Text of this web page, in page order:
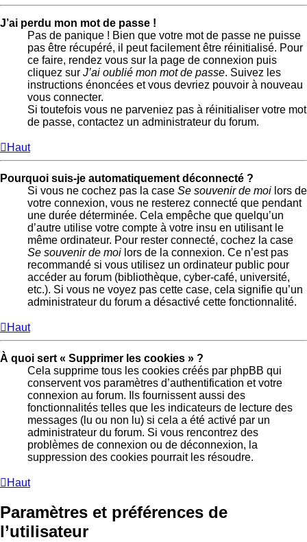
J’ai perdu mon mot de passe !
Pas de panique ! Bien que votre mot de passe ne puisse
pas être récupéré, il peut facilement être réinitialisé. Pour
ce faire, rendez vous sur la page de connexion puis
cliquez sur J’ai oublié mon mot de passe. Suivez les
instructions énoncées et vous devriez pouvoir à nouveau
vous connecter.
Si toutefois vous ne parveniez pas à réinitialiser votre mot
de passe, contactez un administrateur du forum.
Haut
Pourquoi suis-je automatiquement déconnecté ?
Si vous ne cochez pas la case Se souvenir de moi lors de
votre connexion, vous ne resterez connecté que pendant
une durée déterminée. Cela empêche que quelqu’un
d’autre utilise votre compte à votre insu en utilisant le
même ordinateur. Pour rester connecté, cochez la case
Se souvenir de moi lors de la connexion. Ce n’est pas
recommandé si vous utilisez un ordinateur public pour
accéder au forum (bibliothèque, cyber-café, université,
etc.). Si vous ne voyez pas cette case, cela signifie qu’un
administrateur du forum a désactivé cette fonctionnalité.
Haut
À quoi sert « Supprimer les cookies » ?
Cela supprime tous les cookies créés par phpBB qui
conservent vos paramètres d’authentification et votre
connexion au forum. Ils fournissent aussi des
fonctionnalités telles que les indicateurs de lecture des
messages (lu ou non lu) si cela a été activé par un
administrateur du forum. Si vous rencontrez des
problèmes de connexion ou de déconnexion, la
suppression des cookies pourrait les résoudre.
Haut
Paramètres et préférences de
l’utilisateur